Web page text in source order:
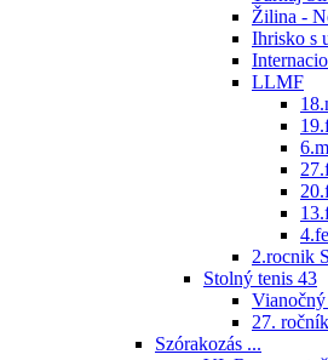
Žilina -
Ihrisko s
LLMF
2.rocnik
Stolný tenis 43
27.
Szórakozás ...